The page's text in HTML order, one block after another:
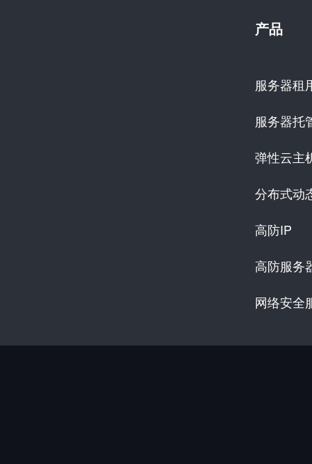
产品
服务器租
服务器托
弹性云主
分布式动
高防IP
高防服务
网络安全